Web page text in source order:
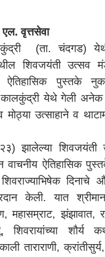
वृत्तसेवा
चंदगड) येथील
शिवजयंती उत्सव
ऐतिहासिक पुस्तके
येथे गेली अनेक
उत्साहाने व
झालेल्या शिवजयंती
ऐतिहासिक
दिनाचे
केली. यात
महासम्राट,
शौर्य
ताराराणी,